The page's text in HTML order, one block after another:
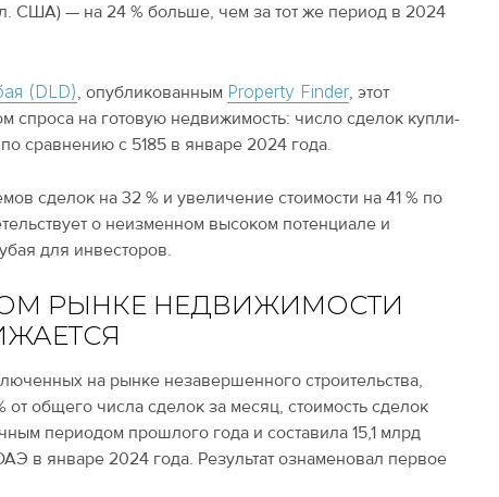
США) — на 24 % больше, чем за тот же период в 2024
(DLD), опубликованным Property Finder, этот
спроса на готовую недвижимость: число сделок купли-
сравнению с 5185 в январе 2024 года.
сделок на 32 % и увеличение стоимости на 41 % по
о неизменном высоком потенциале и
для инвесторов.
РЫНКЕ НЕДВИЖИМОСТИ
на рынке незавершенного строительства,
общего числа сделок за месяц, стоимость сделок
периодом прошлого года и составила 15,1 млрд
в январе 2024 года. Результат ознаменовал первое